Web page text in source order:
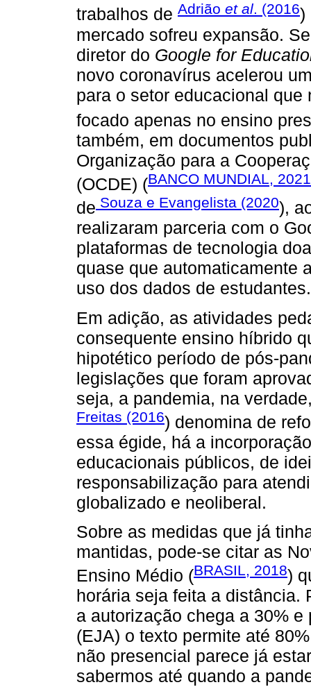
trabalhos de Adrião et al. (2016)
mercado sofreu expansão.
diretor do Google for
novo coronavírus acelerou
para o setor educacional
focado apenas no ensino
também, em documentos
Organização para a
(OCDE) (BANCO MUNDIAL, 2021
de Souza e Evangelista (2020),
realizaram parceria com o
plataformas de tecnologia
quase que automaticamente
uso dos dados de estudantes.
Em adição, as atividades
consequente ensino híbrido
hipotético período de pós-
legislações que foram
seja, a pandemia, na
Freitas (2016) denomina de
essa égide, há a
educacionais públicos, de
responsabilização para
globalizado e neoliberal.
Sobre as medidas que já
mantidas, pode-se citar as
Ensino Médio (BRASIL, 2018)
horária seja feita a distância.
a autorização chega a 30%
(EJA) o texto permite até
não presencial parece já
sabermos até quando a